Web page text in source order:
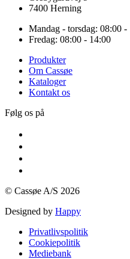
7400 Herning
Mandag - torsdag: 08:00 -
Fredag: 08:00 - 14:00
Produkter
Om Cassøe
Kataloger
Kontakt os
Følg os på
© Cassøe A/S 2026
Designed by Happy
Privatlivspolitik
Cookiepolitik
Mediebank